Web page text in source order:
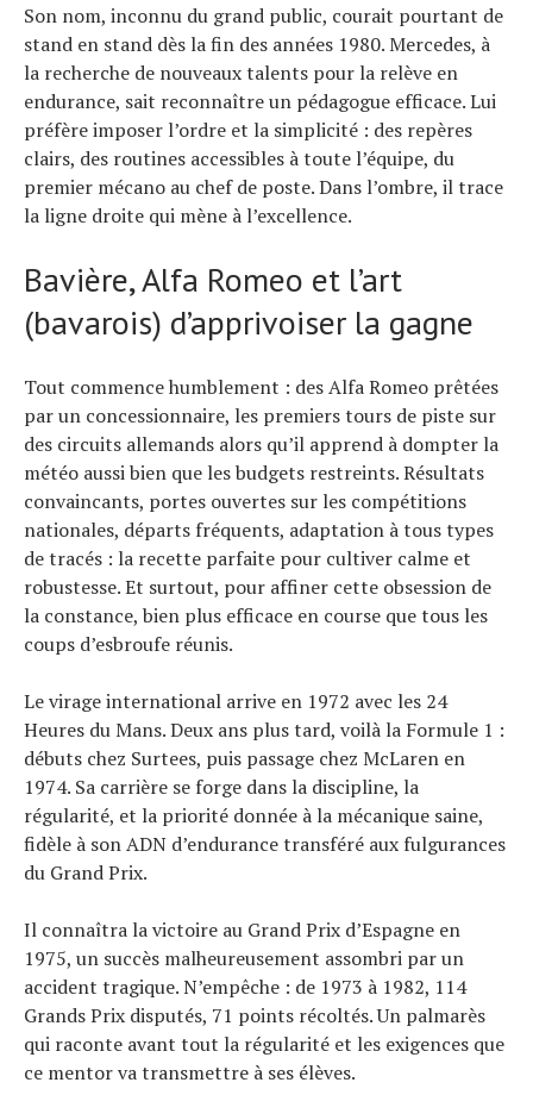
Son nom, inconnu du grand public, courait pourtant de
stand en stand dès la fin des années 1980. Mercedes, à
la recherche de nouveaux talents pour la relève en
endurance, sait reconnaître un pédagogue efficace. Lui
préfère imposer l’ordre et la simplicité : des repères
clairs, des routines accessibles à toute l’équipe, du
premier mécano au chef de poste. Dans l’ombre, il trace
la ligne droite qui mène à l’excellence.
Bavière, Alfa Romeo et l’art
(bavarois) d’apprivoiser la gagne
Tout commence humblement : des Alfa Romeo prêtées
par un concessionnaire, les premiers tours de piste sur
des circuits allemands alors qu’il apprend à dompter la
météo aussi bien que les budgets restreints. Résultats
convaincants, portes ouvertes sur les compétitions
nationales, départs fréquents, adaptation à tous types
de tracés : la recette parfaite pour cultiver calme et
robustesse. Et surtout, pour affiner cette obsession de
la constance, bien plus efficace en course que tous les
coups d’esbroufe réunis.
Le virage international arrive en 1972 avec les 24
Heures du Mans. Deux ans plus tard, voilà la Formule 1 :
débuts chez Surtees, puis passage chez McLaren en
1974. Sa carrière se forge dans la discipline, la
régularité, et la priorité donnée à la mécanique saine,
fidèle à son ADN d’endurance transféré aux fulgurances
du Grand Prix.
Il connaîtra la victoire au Grand Prix d’Espagne en
1975, un succès malheureusement assombri par un
accident tragique. N’empêche : de 1973 à 1982, 114
Grands Prix disputés, 71 points récoltés. Un palmarès
qui raconte avant tout la régularité et les exigences que
ce mentor va transmettre à ses élèves.